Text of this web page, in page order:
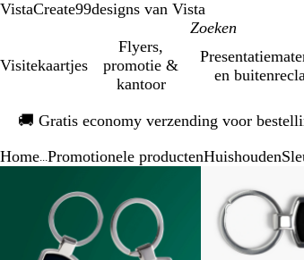
VistaCreate99designs van Vista
Visitekaartjes
Flyers,
promotie &
kantoor
en
🚚 Gratis economy verzending voor
1
Home Promotionele productenHuishouden
afbeelding
minimum
uit
te
vouwen
en
mintoetsen
om